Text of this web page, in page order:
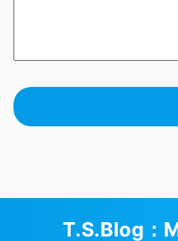
T.S.Blog：